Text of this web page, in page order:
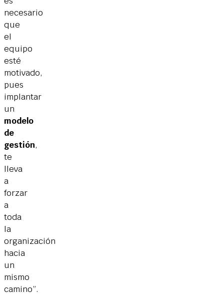
necesario
que
el
equipo
esté
motivado,
pues
implantar
un
modelo
de
gestión,
te
lleva
a
forzar
a
toda
la
organización
hacia
un
mismo
camino”.